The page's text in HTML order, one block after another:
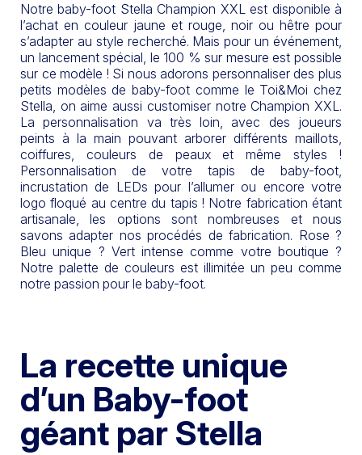
Notre baby-foot Stella Champion XXL est disponible à
l’achat en couleur jaune et rouge, noir ou hêtre pour
s’adapter au style recherché. Mais pour un événement,
un lancement spécial, le 100 % sur mesure est possible
sur ce modèle ! Si nous adorons personnaliser des plus
petits modèles de baby-foot comme le Toi&Moi chez
Stella, on aime aussi customiser notre Champion XXL.
La personnalisation va très loin, avec des joueurs
peints à la main pouvant arborer différents maillots,
coiffures, couleurs de peaux et même styles !
Personnalisation de votre tapis de baby-foot,
incrustation de LEDs pour l’allumer ou encore votre
logo floqué au centre du tapis ! Notre fabrication étant
artisanale, les options sont nombreuses et nous
savons adapter nos procédés de fabrication. Rose ?
Bleu unique ? Vert intense comme votre boutique ?
Notre palette de couleurs est illimitée un peu comme
notre passion pour le baby-foot.
La recette unique
d’un Baby-foot
géant par Stella